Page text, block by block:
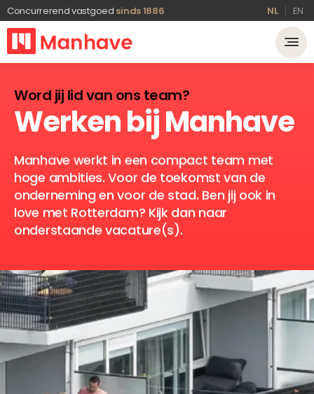
Concurrerend vastgoed sinds 1886 NL EN
Word jij lid van ons team?
WerkenbijManhave
Manhave werkt in een compact team met
hoge ambities. Voor de toekomst van de
onderneming en voor de stad. Ben jij ook in
love met Rotterdam? Kijk dan naar
onderstaande vacature(s).